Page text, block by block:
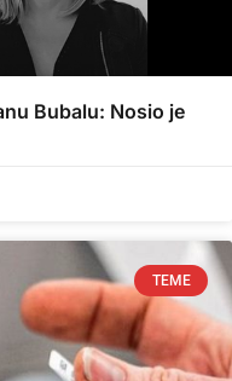
Bubalu: Nosio je
TEME